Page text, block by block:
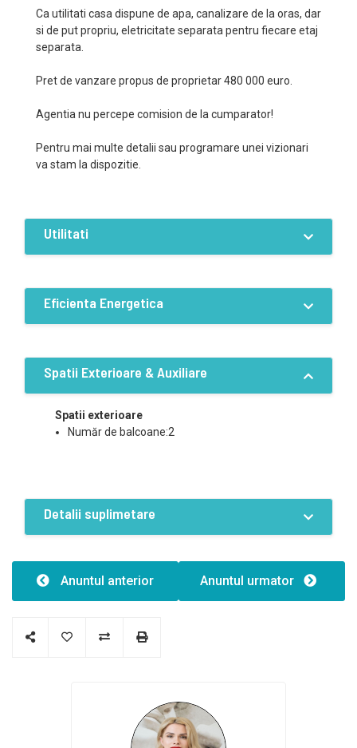
Ca utilitati casa dispune de apa, canalizare de la oras, dar
si de put propriu, eletricitate separata pentru fiecare etaj
separata.
Pret de vanzare propus de proprietar 480 000 euro.
Agentia nu percepe comision de la cumparator!
Pentru mai multe detalii sau programare unei vizionari
va stam la dispozitie.
Utilitati
Eficienta Energetica
Spatii Exterioare & Auxiliare
Spatii exterioare
Număr de balcoane:2
Detalii suplimetare
Structură clădire:Caramida
Anuntul anterior Anuntul urmator